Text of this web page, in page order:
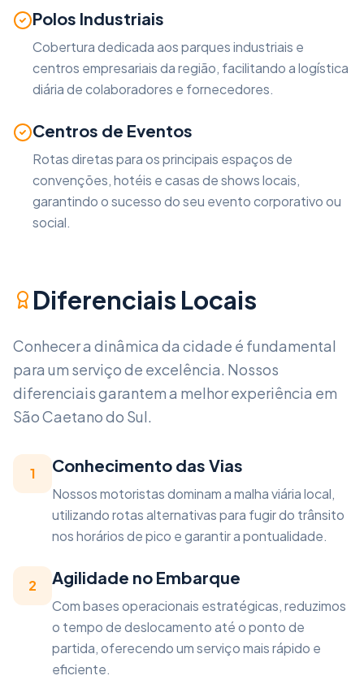
Polos Industriais
Cobertura dedicada aos parques industriais e
centros empresariais da região, facilitando a logística
diária de colaboradores e fornecedores.
Centros de Eventos
Rotas diretas para os principais espaços de
convenções, hotéis e casas de shows locais,
garantindo o sucesso do seu evento corporativo ou
social.
Diferenciais Locais
Conhecer a dinâmica da cidade é fundamental
para um serviço de excelência. Nossos
diferenciais garantem a melhor experiência em
São Caetano do Sul.
1 Conhecimento das Vias
Nossos motoristas dominam a malha viária local,
utilizando rotas alternativas para fugir do trânsito
nos horários de pico e garantir a pontualidade.
2 Agilidade no Embarque
Com bases operacionais estratégicas, reduzimos
o tempo de deslocamento até o ponto de
partida, oferecendo um serviço mais rápido e
eficiente.